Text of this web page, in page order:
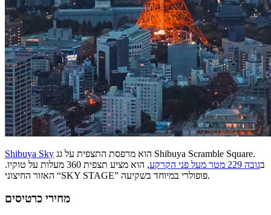
Shibuya Sky
בגובה 229 מטר מעל פני הקרקע
, הוא מציע תצפית 360 מעלות על טוקיו.
האזור החיצוני “SKY STAGE” פופולרי במיוחד בשקיעה.
מחירי כרטיסים